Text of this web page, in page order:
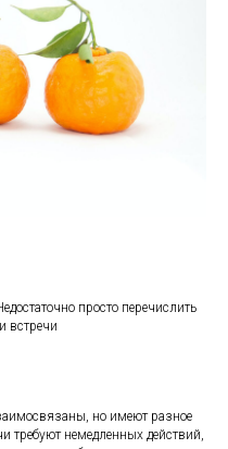
просто перечислить
встречи
но имеют разное
требуют немедленных действий,